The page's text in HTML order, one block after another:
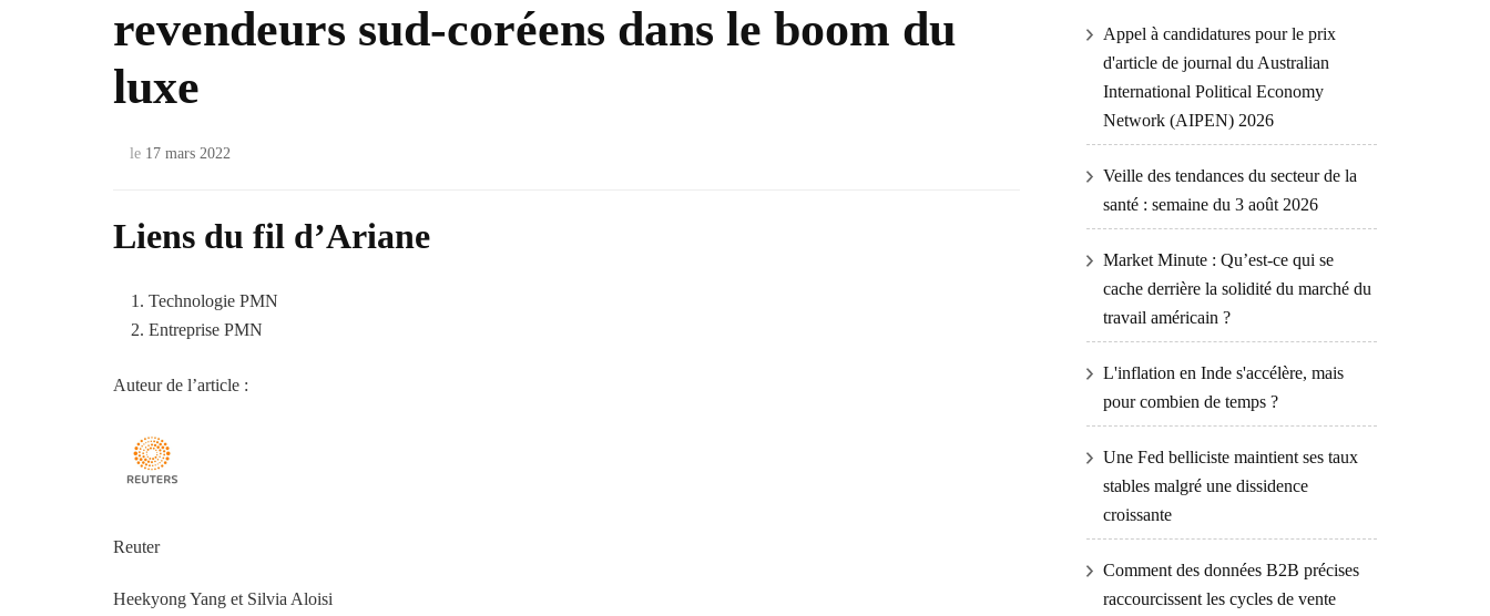
revendeurs sud-coréens dans le boom du
luxe
le 17 mars 2022
Liens du fil d’Ariane
Technologie PMN
Entreprise PMN
Auteur de l’article :
Reuter
Heekyong Yang et Silvia Aloisi
Appel à candidatures pour le prix
d'article de journal du Australian
International Political Economy
Network (AIPEN) 2026
Veille des tendances du secteur de la
santé : semaine du 3 août 2026
Market Minute : Qu’est-ce qui se
cache derrière la solidité du marché du
travail américain ?
L'inflation en Inde s'accélère, mais
pour combien de temps ?
Une Fed belliciste maintient ses taux
stables malgré une dissidence
croissante
Comment des données B2B précises
raccourcissent les cycles de vente